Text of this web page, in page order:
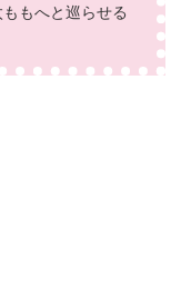
もへと巡らせる